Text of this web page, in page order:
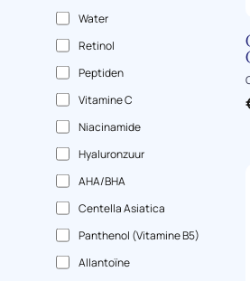
Water
Retinol
Peptiden
Vitamine C
Niacinamide
Hyaluronzuur
AHA/BHA
Centella Asiatica
Panthenol (Vitamine B5)
Allantoïne